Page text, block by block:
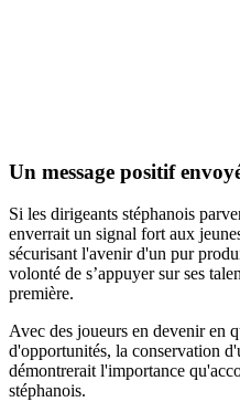
Un message positif
Si les dirigeants stéphanois
enverrait un signal fort aux
sécurisant l'avenir d'un pur
volonté de s’appuyer sur ses
première.
Avec des joueurs en devenir en
d'opportunités, la conservation
démontrerait l'importance
stéphanois.